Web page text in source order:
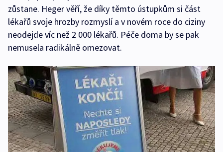
zůstane. Heger věří, že díky těmto ústupkům si část
lékařů svoje hrozby rozmyslí a v novém roce do ciziny
neodejde víc než 2 000 lékařů. Péče doma by se pak
nemusela radikálně omezovat.